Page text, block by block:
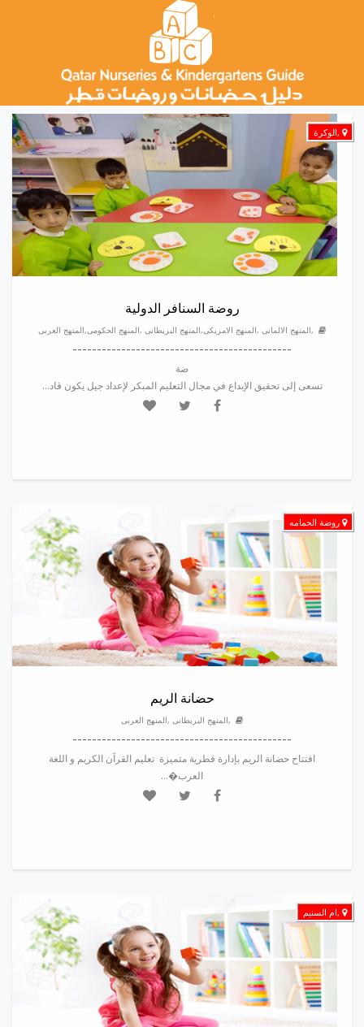
,الوكرة
روضة السنافر الدولية
,المنهج الالمانى ,المنهج الامريكى,المنهج البريطانى ,المنهج الحكومى,المنهج العربى
---------------------------------------------
ضة
تسعى إلى تحقيق الإبداع في مجال التعليم المبكر لإعداد جيل يكون قاد...
روضة الحمامه
حضانة الريم
,المنهج البريطانى ,المنهج العربى
---------------------------------------------
افتتاح حضانة الريم بإدارة قطرية متميزة تعليم القرآن الكريم و اللغة
العرب�...
,ام السنيم